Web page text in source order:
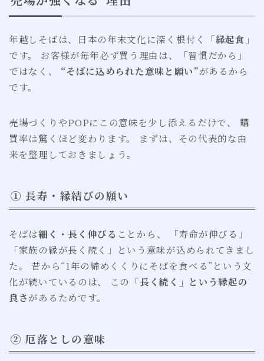
年越しそばは、日本の年末文化に深く根付く
「縁起食」
です。 お客様が毎年必ず買う理由は、「習慣だから」
ではなく、 “そばに込められた意味と願い”があるから
です。
売場づくりやPOPにこの意味を少し添えるだけで、 購
買率は驚くほど変わります。 まずは、その代表的な由
来を整理しておきましょう。
① 長寿・縁結びの願い
そばは細く・長く伸びる ことから、 「寿命が伸びる」
「家族の縁が長く続く」という意味が込められてきまし
た。 昔から“1年の締めくくりにそばを食べる”という文
化が続いているのは、 この 「長く続く」という縁起の
良さがあるためです。
② 厄落としの意味